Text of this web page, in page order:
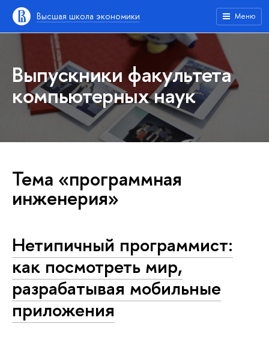
Высшая школа экономики Меню
Выпускники факультета
компьютерных наук
Тема «программная
инженерия»
Нетипичный программист:
как посмотреть мир,
разрабатывая мобильные
приложения